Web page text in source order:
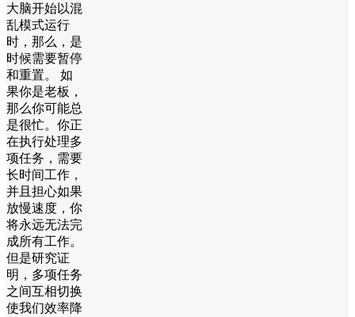
大脑开始以混
乱模式运行
时，那么，是
时候需要暂停
和重置。 如
果你是老板，
那么你可能总
是很忙。你正
在执行处理多
项任务，需要
长时间工作，
并且担心如果
放慢速度，你
将永远无法完
成所有工作。
但是研究证
明，多项任务
之间互相切换
使我们效率降